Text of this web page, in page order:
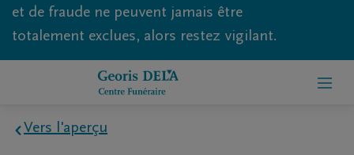
et de fraude ne peuvent jamais être
totalement exclues, alors restez vigilant.
Vers l'aperçu